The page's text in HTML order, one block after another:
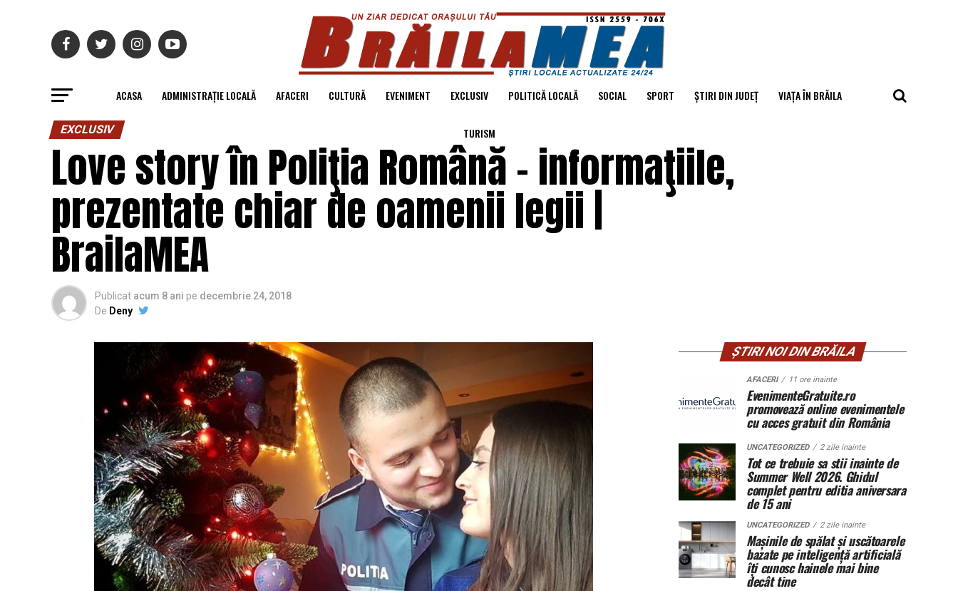
ACASA ADMINISTRAȚIE LOCALĂ AFACERI CULTURĂ EVENIMENT EXCLUSIV POLITICĂ LOCALĂ SOCIAL SPORT ȘTIRI DIN JUDEȚ VIAȚA ÎN BRĂILA
TURISM
EXCLUSIV
Love story în Poliţia Română – informaţiile,
prezentate chiar de oamenii legii |
BrailaMEA
Publicat acum 8 ani pe decembrie 24, 2018
De Deny
ȘTIRI NOI DIN BRĂILA
AFACERI 11 ore inainte
EvenimenteGratuite.ro
promovează online evenimentele
cu acces gratuit din România
UNCATEGORIZED 2 zile inainte
Tot ce trebuie sa stii inainte de
Summer Well 2026. Ghidul
complet pentru editia aniversara
de 15 ani
UNCATEGORIZED 2 zile inainte
Mașinile de spălat și uscătoarele
bazate pe inteligență artificială
îți cunosc hainele mai bine
decât tine